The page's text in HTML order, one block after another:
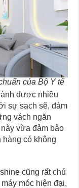
của Bộ Y tế
được nhiều
sự sạch sẽ, đảm
vách ngăn
vừa đảm bảo
hàng có không
cũng rất chú
móc hiện đại,